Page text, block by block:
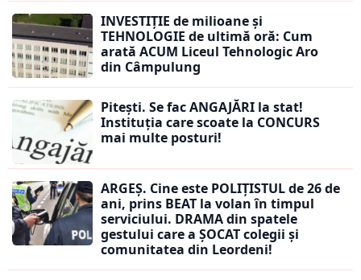
INVESTIȚIE de milioane și
TEHNOLOGIE de ultimă oră: Cum
arată ACUM Liceul Tehnologic Aro
din Câmpulung
Pitești. Se fac ANGAJĂRI la stat!
Instituția care scoate la CONCURS
mai multe posturi!
ARGEȘ. Cine este POLIȚISTUL de 26 de
ani, prins BEAT la volan în timpul
serviciului. DRAMA din spatele
gestului care a ȘOCAT colegii și
comunitatea din Leordeni!